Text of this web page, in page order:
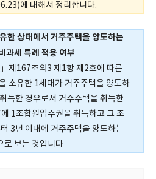
에 대해서 정리합니다.
한 상태에서 거주주택을 양도하는
과세 특례 적용 여부
제167조의3 제1항 제2호에 따른
소유한 1세대가 거주주택을 양도하
득한 경우로서 거주주택을 취득한
1조합원입주권을 취득하고 그 조
3년 이내에 거주주택을 양도하는
로 보는 것입니다